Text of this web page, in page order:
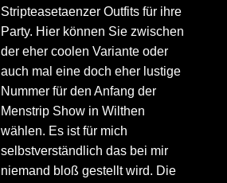
Stripteasetaenzer Outfits für ihre
Party. Hier können Sie zwischen
der eher coolen Variante oder
auch mal eine doch eher lustige
Nummer für den Anfang der
Menstrip Show in Wilthen
wählen. Es ist für mich
selbstverständlich das bei mir
niemand bloß gestellt wird. Die